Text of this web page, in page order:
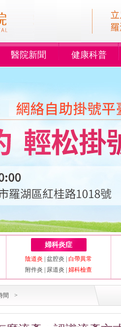
醫院新聞 健康科普
婦科炎症
陰道炎 盆腔炎
白帶異常
附件炎
尿道炎 婦科檢查
間 >